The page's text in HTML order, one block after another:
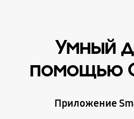
Умный
помощью
Приложение